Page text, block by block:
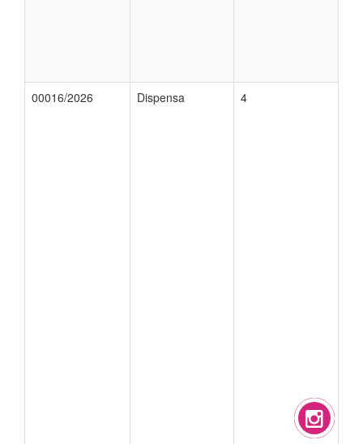
00016/2026 Dispensa 4